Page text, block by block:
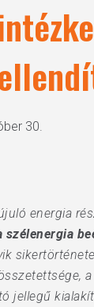
30.
energia
jellegű